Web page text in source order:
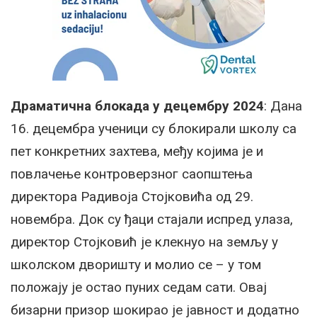
Драматична блокада у децембру 2024: Дана
16. децембра ученици су блокирали школу са
пет конкретних захтева, међу којима је и
повлачење контроверзног саопштења
директора Радивоја Стојковића од 29.
новембра. Док су ђаци стајали испред улаза,
директор Стојковић је клекнуо на земљу у
школском дворишту и молио се – у том
положају је остао пуних седам сати. Овај
бизарни призор шокирао је јавност и додатно